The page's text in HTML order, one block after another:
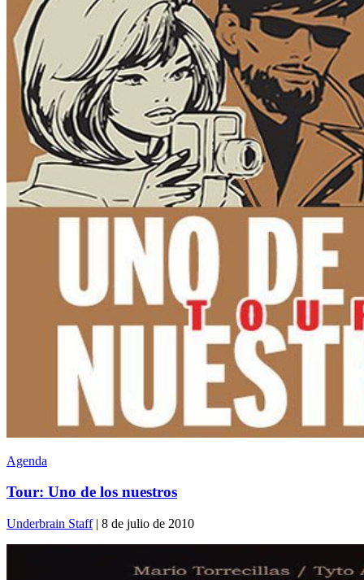
Agenda
Tour: Uno de los nuestros
Underbrain Staff| 8 de julio de 2010